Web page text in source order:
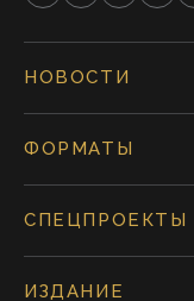
НОВОСТИ
ФОРМАТЫ
СПЕЦПРОЕКТЫ
ИЗДАНИЕ